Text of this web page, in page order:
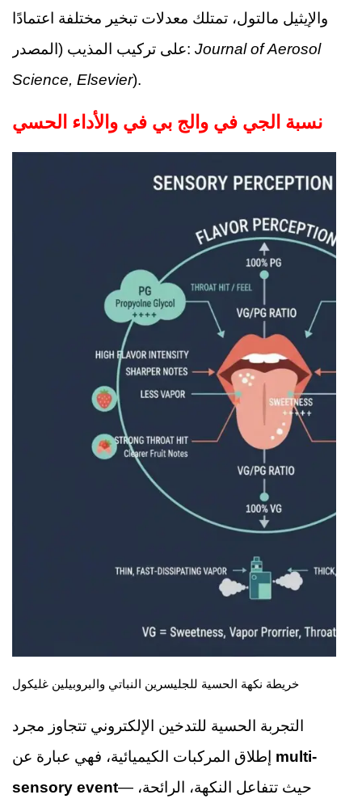
والإيثيل مالتول، تمتلك معدلات تبخير مختلفة اعتمادًا
على تركيب المذيب (المصدر: Journal of Aerosol
Science, Elsevier).
نسبة الجي في والج بي في والأداء الحسي
خريطة نكهة الحسية للجليسرين النباتي والبروبيلين غليكول
التجربة الحسية للتدخين الإلكتروني تتجاوز مجرد
multi-
sensory event— حيث تتفاعل النكهة، الرائحة،